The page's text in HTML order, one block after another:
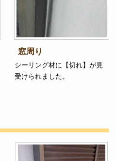
窓周り
シーリング材に【切れ】が見
受けられました。